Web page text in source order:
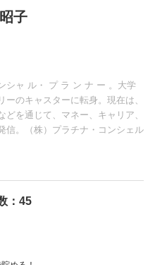
子
シャ ル・ プ ラ ン ナ ー 。大学
のキャスターに転身。現在は、
を通じて、マネー、キャリア、
信。（株）プラチナ・コンシェル
：45